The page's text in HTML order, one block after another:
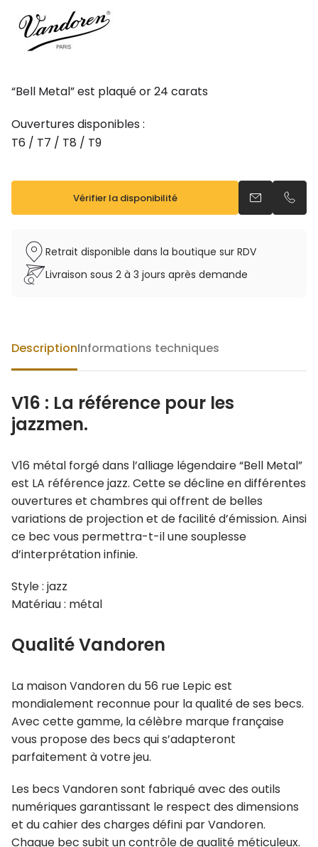
“Bell Metal” est plaqué or 24 carats
Ouvertures disponibles :
T6 / T7 / T8 / T9
Vérifier la disponibilité Envoyer un
Retrait disponible dans la boutique sur RDV
Livraison sous 2 à 3 jours après demande
DescriptionInformations techniques
V16 : La référence pour les
jazzmen.
V16 métal forgé dans l’alliage légendaire “Bell Metal”
est LA référence jazz. Cette se décline en différentes
ouvertures et chambres qui offrent de belles
variations de projection et de facilité d’émission. Ainsi
ce bec vous permettra-t-il une souplesse
d’interprétation infinie.
Style : jazz
Matériau : métal
Qualité Vandoren
La maison Vandoren du 56 rue Lepic est
mondialement reconnue pour la qualité de ses becs.
Avec cette gamme, la célèbre marque française
vous propose des becs qui s’adapteront
parfaitement à votre jeu.
Les becs Vandoren sont fabriqué avec des outils
numériques garantissant le respect des dimensions
et du cahier des charges défini par Vandoren.
Chaque bec subit un contrôle de qualité méticuleux.